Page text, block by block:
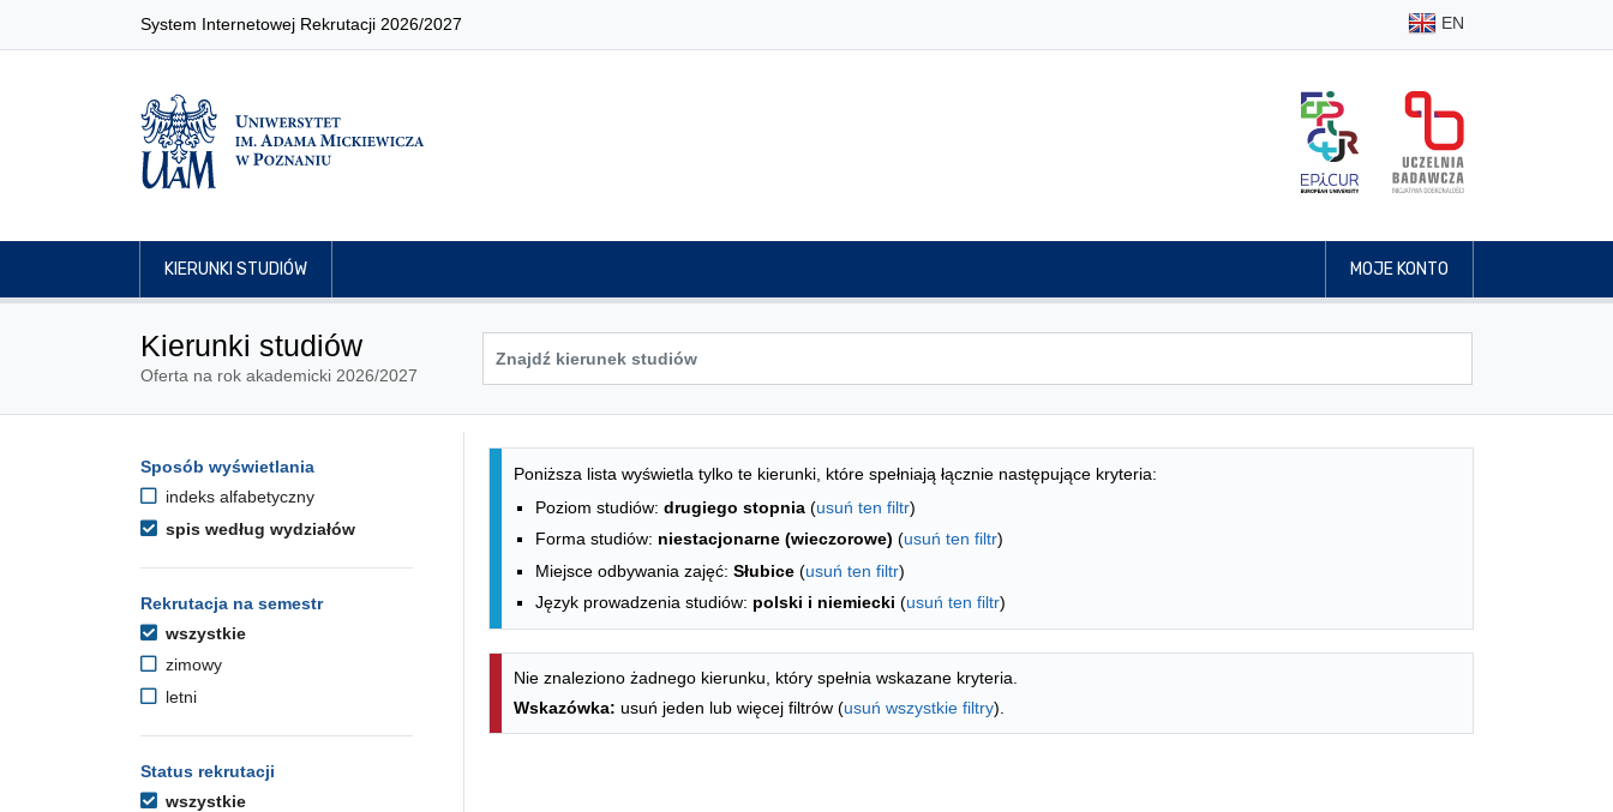
System Internetowej Rekrutacji 2026/2027 EN
KIERUNKI STUDIÓW MOJE KONTO
Kierunki studiów
Oferta na rok akademicki 2026/2027
Opcje filtrowania kierunków studiów
Przejdź do listy kierunków
Sposób wyświetlania
indeks alfabetyczny
spis według wydziałów
Rekrutacja na semestr
wszystkie
zimowy
letni
Status rekrutacji
wszystkie
Lista kierunków - spis według wydziałów
Poniższa lista wyświetla tylko te kierunki, które spełniają łącznie następujące kryteria:
Poziom studiów: drugiego stopnia (usuń ten filtr)
Forma studiów: niestacjonarne (wieczorowe) (usuń ten filtr)
Miejsce odbywania zajęć: Słubice (usuń ten filtr)
Język prowadzenia studiów: polski i niemiecki (usuń ten filtr)
Nie znaleziono żadnego kierunku, który spełnia wskazane kryteria.
Wskazówka: usuń jeden lub więcej filtrów (usuń wszystkie filtry).